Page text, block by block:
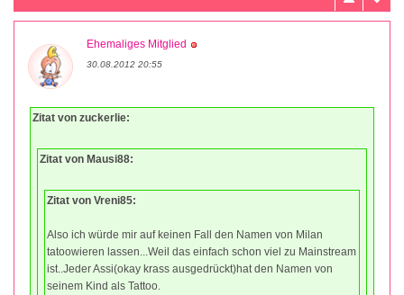
Ehemaliges Mitglied
30.08.2012 20:55
Zitat von zuckerlie:
Zitat von Mausi88:
Zitat von Vreni85:
Also ich würde mir auf keinen Fall den Namen von Milan
tatoowieren lassen...Weil das einfach schon viel zu Mainstream
ist..Jeder Assi(okay krass ausgedrückt)hat den Namen von
seinem Kind als Tattoo.